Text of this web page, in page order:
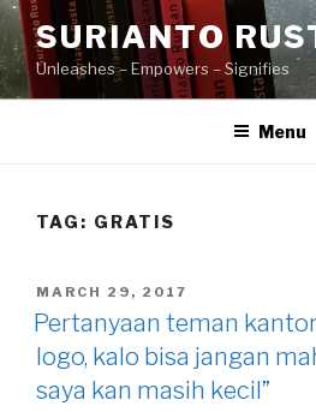
Skip
to
content
SURIANTO
Unleashes – Empowers – Signifies
Menu
TAG: GRATIS
POSTED
ON
MARCH 29, 2017
Pertanyaan teman
logo, kalo bisa jangan
saya kan masih kecil”